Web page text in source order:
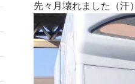
先々月壊れました（汗）